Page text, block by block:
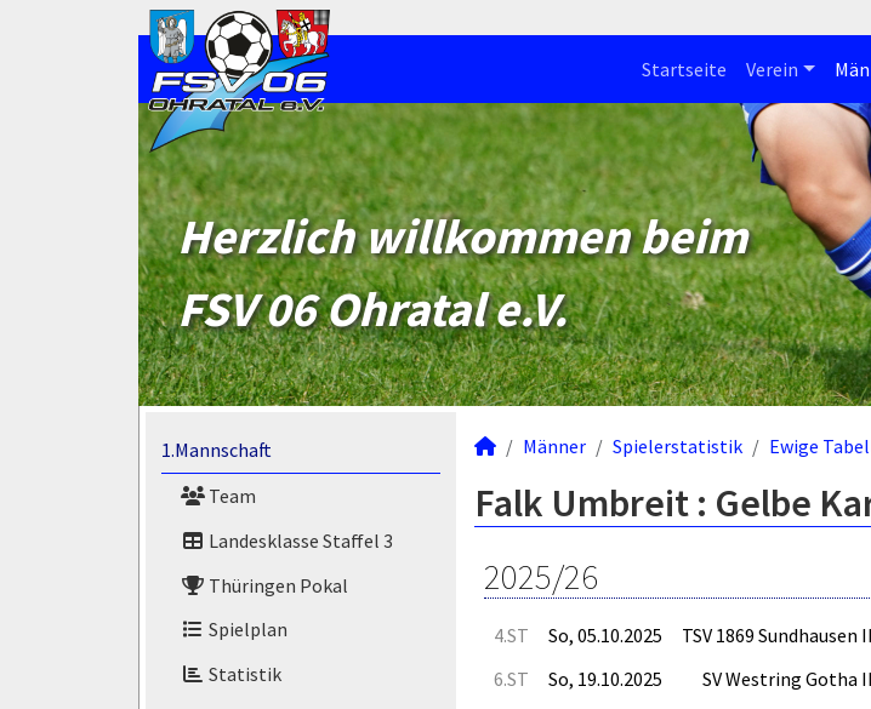
Startseite Verein
Herzlich willkommen beim
FSV 06 Ohratal e.V.
1.Mannschaft
Team
Landesklasse Staffel 3
Thüringen Pokal
Spielplan
Statistik
Männer Spielerstatistik Ewige
Falk Umbreit : Gelbe
2025/26
4.ST So, 05.10.2025 TSV 1869 Sundhausen II
6.ST So, 19.10.2025 SV Westring Gotha II